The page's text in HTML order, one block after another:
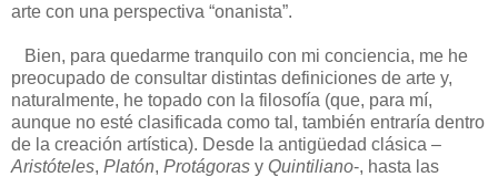
arte con una perspectiva “onanista”.
Bien, para quedarme tranquilo con mi conciencia, me he
preocupado de consultar distintas definiciones de arte y,
naturalmente, he topado con la filosofía (que, para mí,
aunque no esté clasificada como tal, también entraría dentro
de la creación artística). Desde la antigüedad clásica –
Aristóteles, Platón, Protágoras y Quintiliano-, hasta las